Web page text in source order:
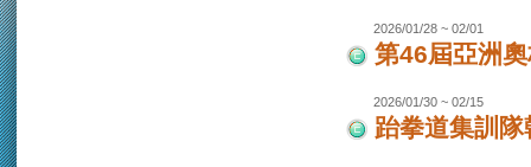
2026/01/28 ~ 02/01
第46屆亞洲
2026/01/30 ~ 02/15
跆拳道集訓